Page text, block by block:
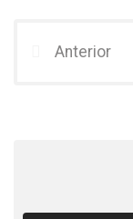
b
er
Anterior